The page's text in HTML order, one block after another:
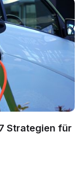
Strategien für